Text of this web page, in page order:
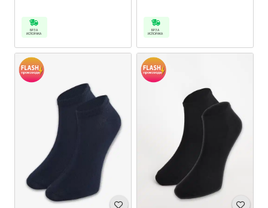
БРЗА
ИСПОРАКА
БРЗА
ИСПОРАКА